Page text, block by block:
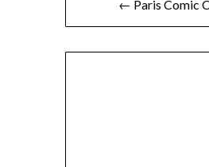
de
l’article
← Paris Comic